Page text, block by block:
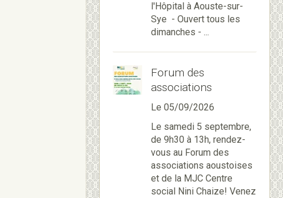
l'Hôpital à Aouste-sur-
Sye - Ouvert tous les
dimanches - ...
Forum des
associations
Le 05/09/2026
Le samedi 5 septembre,
de 9h30 à 13h, rendez-
vous au Forum des
associations aoustoises
et de la MJC Centre
social Nini Chaize! Venez